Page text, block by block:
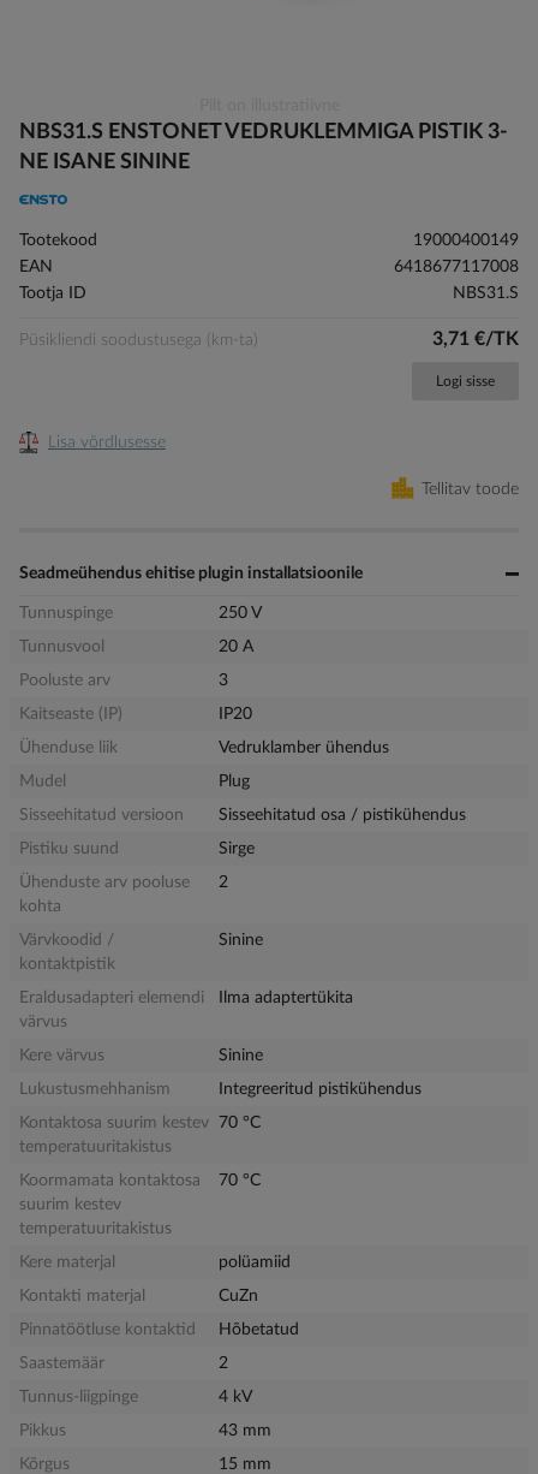
to
the
of
images
gallery
NBS31.S ENSTONET VEDRUKLEMMIGA PISTIK 3-
NE ISANE SININE
Tootekood
19000400149
EAN
6418677117008
Tootja ID
NBS31.S
Püsikliendi soodustusega (km-ta) 3,71 €/TK
Logi sisse
Lisa võrdlusesse
Tellitav toode
Seadmeühendus ehitise plugin installatsioonile
Tunnuspinge
250 V
Tunnusvool
20 A
Pooluste arv
3
Kaitseaste (IP)
IP20
Ühenduse liik
Vedruklamber ühendus
Mudel
Plug
Sisseehitatud versioon
Sisseehitatud osa / pistikühendus
Pistiku suund
Sirge
Ühenduste arv pooluse
kohta
2
Värvkoodid /
kontaktpistik
Sinine
Eraldusadapteri elemendi
värvus
Ilma adaptertükita
Kere värvus
Sinine
Lukustusmehhanism
Integreeritud pistikühendus
Kontaktosa suurim kestev
temperatuuritakistus
70 °C
Koormamata kontaktosa
suurim kestev
temperatuuritakistus
70 °C
Kere materjal
polüamiid
Kontakti materjal
CuZn
Pinnatöötluse kontaktid
Hõbetatud
Saastemäär
2
Tunnus-liigpinge
4 kV
Pikkus
43 mm
Kõrgus
15 mm